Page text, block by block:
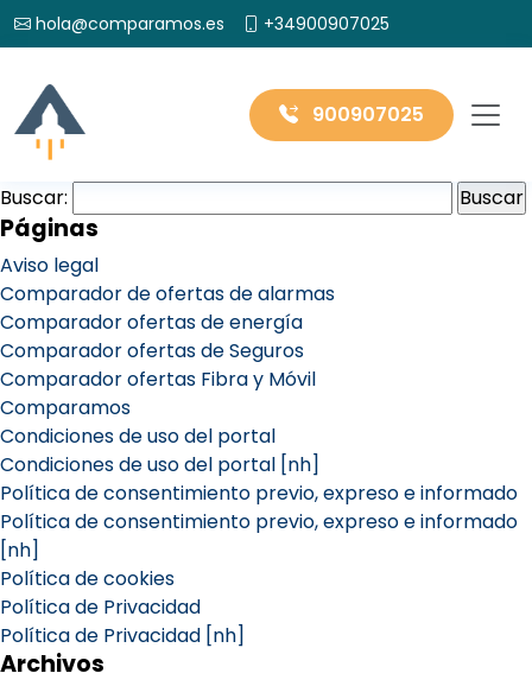
hola@comparamos.es +34900907025
900907025
Buscar:
Páginas
Aviso legal
Comparador de ofertas de alarmas
Comparador ofertas de energía
Comparador ofertas de Seguros
Comparador ofertas Fibra y Móvil
Comparamos
Condiciones de uso del portal
Condiciones de uso del portal [nh]
Política de consentimiento previo, expreso e informado
Política de consentimiento previo, expreso e informado
[nh]
Política de cookies
Política de Privacidad
Política de Privacidad [nh]
Archivos